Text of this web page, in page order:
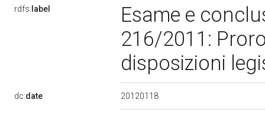
rdfs: label
Esame e
216/2011:
disposizioni
dc:date 20120118